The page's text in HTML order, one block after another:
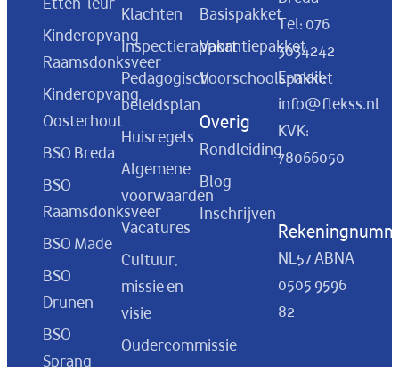
Kinderopvang
Raamsdonksveer
Kinderopvang
Oosterhout
BSO Breda
BSO
Raamsdonksveer
BSO Made
BSO
Drunen
BSO
Sprang
Klachten
Inspectierapport
Pedagogisch
beleidsplan
Huisregels
Algemene
voorwaarden
Vacatures
Cultuur,
missie en
visie
Oudercommissie
Basispakket
Vakantiepakket
Voorschoolspakket
Overig
Rondleiding
Blog
Inschrijven
Tel: 076
3034242
E-mail:
info@flekss.nl
KVK:
78066050
NL57 ABNA
0505 9596
82